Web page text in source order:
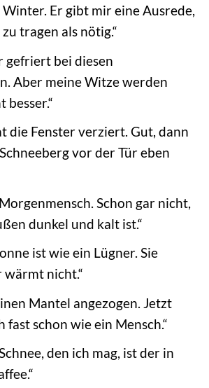
Winter. Er gibt mir eine Ausrede,
tragen als nötig.“
gefriert bei diesen
Aber meine Witze werden
die Fenster verziert. Gut, dann
vor der Tür eben
Schon gar nicht,
dunkel und kalt ist.“
ist wie ein Lügner. Sie
wärmt nicht.“
Mantel angezogen. Jetzt
fast schon wie ein Mensch.“
den ich mag, ist der in